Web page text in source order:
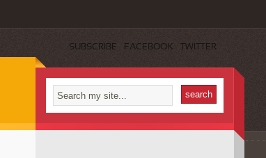
SUBSCRIBE FACEBOOK TWITTER